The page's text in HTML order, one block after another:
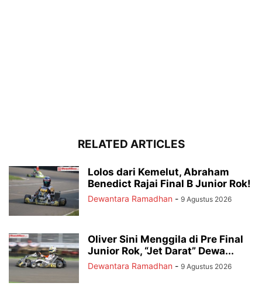
RELATED ARTICLES
Lolos dari Kemelut, Abraham
Benedict Rajai Final B Junior Rok!
Dewantara Ramadhan - 9 Agustus 2026
Oliver Sini Menggila di Pre Final
Junior Rok, “Jet Darat” Dewa...
Dewantara Ramadhan - 9 Agustus 2026